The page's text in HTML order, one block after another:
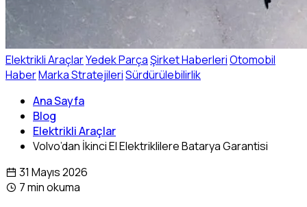
Elektrikli AraçlarYedek ParçaŞirket HaberleriOtomobil
HaberMarka StratejileriSürdürülebilirlik
Ana Sayfa
Blog
Elektrikli Araçlar
Volvo’dan İkinci El Elektriklilere Batarya Garantisi
31 Mayıs 2026
7 min okuma